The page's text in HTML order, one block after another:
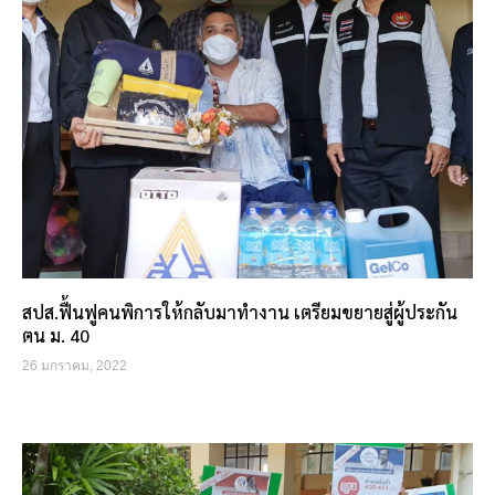
สปส.ฟื้นฟูคนพิการให้กลับมาทำงาน เตรียมขยายสู่ผู้ประกัน
ตน ม. 40
26 มกราคม, 2022